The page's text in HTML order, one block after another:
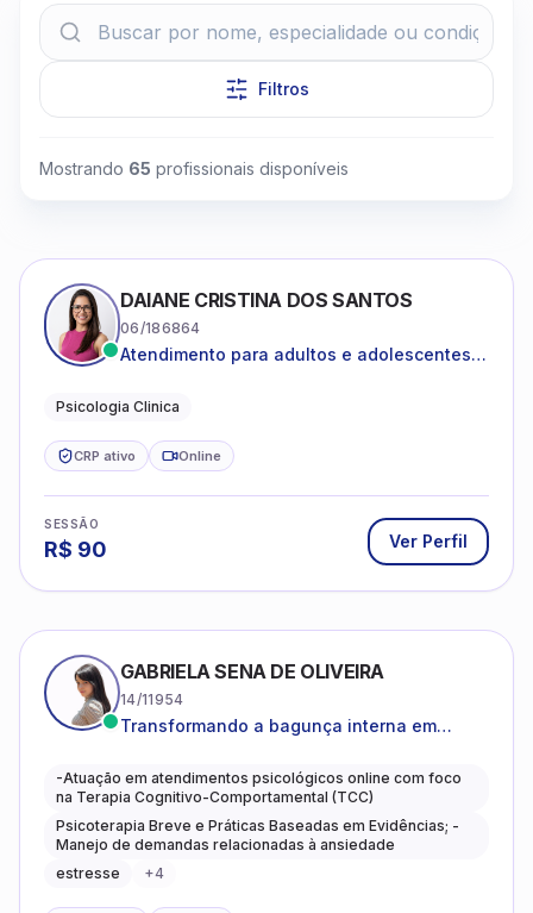
Filtros
Mostrando 65 profissionais disponíveis
DAIANE CRISTINA DOS SANTOS
06/186864
Atendimento para adultos e adolescentes a
Psicologia Clinica
CRP ativo Online
SESSÃO
R$ 90 Ver Perfil
GABRIELA SENA DE OLIVEIRA
14/11954
Transformando a bagunça interna em
caminhos mais gentis para se viver.
-Atuação em atendimentos psicológicos online com foco
na Terapia Cognitivo-Comportamental (TCC)
Psicoterapia Breve e Práticas Baseadas em Evidências; -
Manejo de demandas relacionadas à ansiedade
estresse
+4